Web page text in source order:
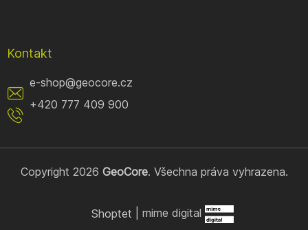
Kontakt
e-shop@geocore.cz
+420 777 409 900
Shoptet mime digital
Copyright 2026 GeoCore. Všechna práva vyhrazena.